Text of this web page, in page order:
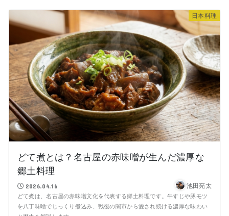
日本料理
どて煮とは？名古屋の赤味噌が生んだ濃厚な
郷土料理
2026.04.16 池田亮太
どて煮は、名古屋の赤味噌文化を代表する郷土料理です。牛すじや豚モツ
を八丁味噌でじっくり煮込み、戦後の闇市から愛され続ける濃厚な味わい